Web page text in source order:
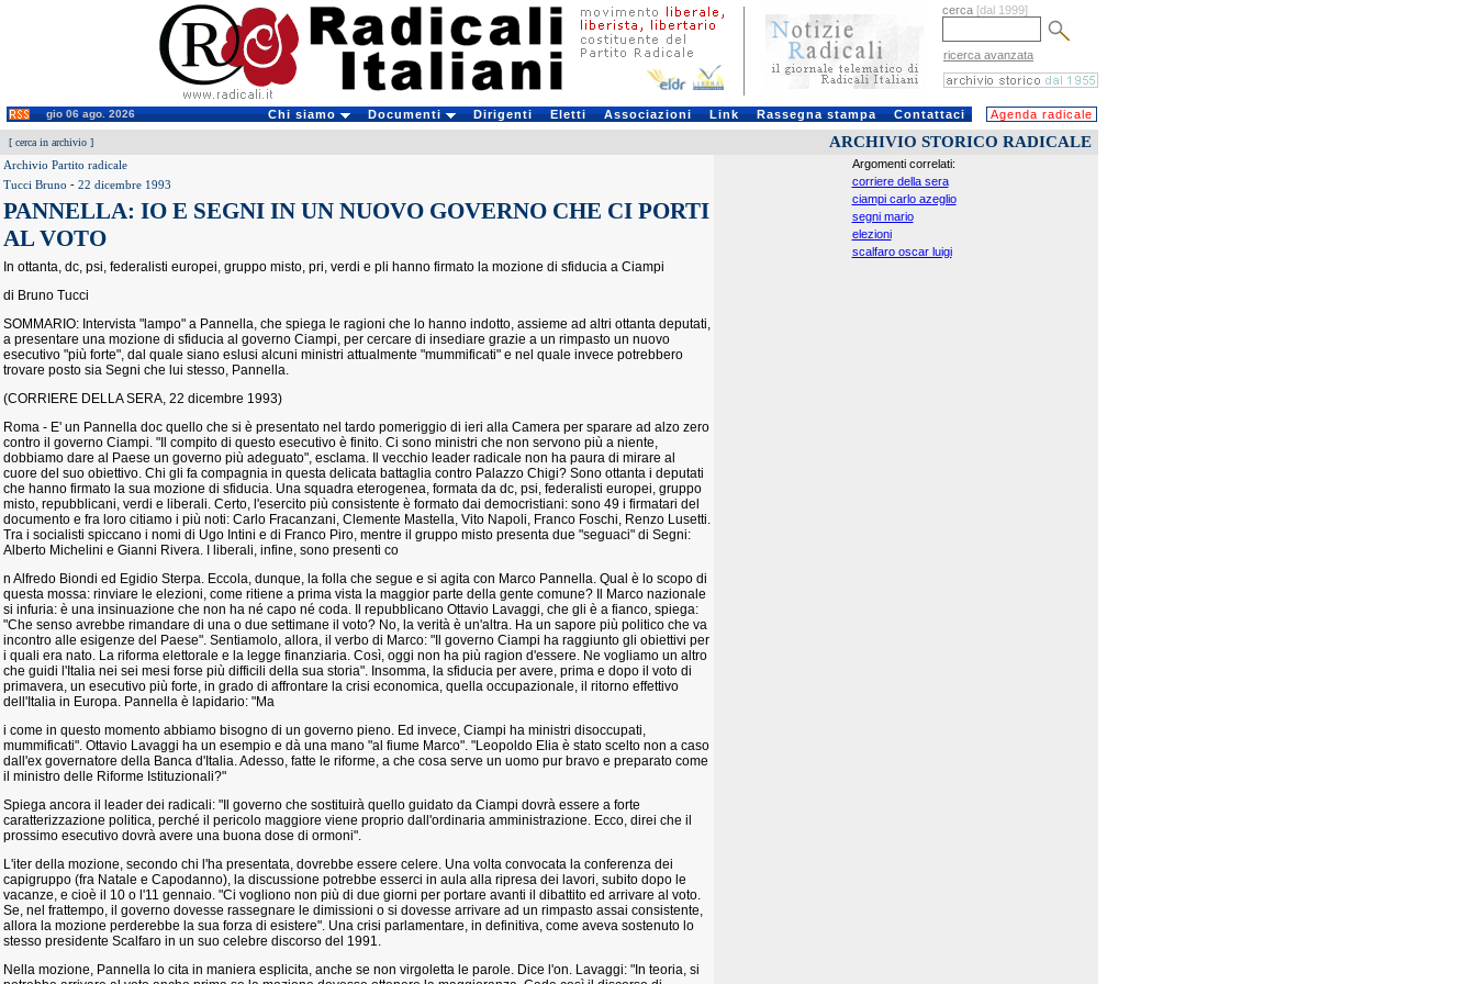
cerca [dal 1999]
ricerca avanzata
gio 06 ago. 2026 Chi siamo Documenti Dirigenti Eletti Associazioni Link Rassegna stampa Contattaci Agenda radicale
[ cerca in archivio ] ARCHIVIO STORICO RADICALE
Archivio Partito radicale
Tucci Bruno - 22 dicembre 1993
PANNELLA: IO E SEGNI IN UN NUOVO GOVERNO CHE CI PORTI
AL VOTO
In ottanta, dc, psi, federalisti europei, gruppo misto, pri, verdi e pli hanno firmato la mozione di sfiducia a Ciampi
di Bruno Tucci
SOMMARIO: Intervista "lampo" a Pannella, che spiega le ragioni che lo hanno indotto, assieme ad altri ottanta deputati,
a presentare una mozione di sfiducia al governo Ciampi, per cercare di insediare grazie a un rimpasto un nuovo
esecutivo "più forte", dal quale siano eslusi alcuni ministri attualmente "mummificati" e nel quale invece potrebbero
trovare posto sia Segni che lui stesso, Pannella.
(CORRIERE DELLA SERA, 22 dicembre 1993)
Roma - E' un Pannella doc quello che si è presentato nel tardo pomeriggio di ieri alla Camera per sparare ad alzo zero
contro il governo Ciampi. "Il compito di questo esecutivo è finito. Ci sono ministri che non servono più a niente,
dobbiamo dare al Paese un governo più adeguato", esclama. Il vecchio leader radicale non ha paura di mirare al
cuore del suo obiettivo. Chi gli fa compagnia in questa delicata battaglia contro Palazzo Chigi? Sono ottanta i deputati
che hanno firmato la sua mozione di sfiducia. Una squadra eterogenea, formata da dc, psi, federalisti europei, gruppo
misto, repubblicani, verdi e liberali. Certo, l'esercito più consistente è formato dai democristiani: sono 49 i firmatari del
documento e fra loro citiamo i più noti: Carlo Fracanzani, Clemente Mastella, Vito Napoli, Franco Foschi, Renzo Lusetti.
Tra i socialisti spiccano i nomi di Ugo Intini e di Franco Piro, mentre il gruppo misto presenta due "seguaci" di Segni:
Alberto Michelini e Gianni Rivera. I liberali, infine, sono presenti co
n Alfredo Biondi ed Egidio Sterpa. Eccola, dunque, la folla che segue e si agita con Marco Pannella. Qual è lo scopo di
questa mossa: rinviare le elezioni, come ritiene a prima vista la maggior parte della gente comune? Il Marco nazionale
si infuria: è una insinuazione che non ha né capo né coda. Il repubblicano Ottavio Lavaggi, che gli è a fianco, spiega:
"Che senso avrebbe rimandare di una o due settimane il voto? No, la verità è un'altra. Ha un sapore più politico che va
incontro alle esigenze del Paese". Sentiamolo, allora, il verbo di Marco: "Il governo Ciampi ha raggiunto gli obiettivi per
i quali era nato. La riforma elettorale e la legge finanziaria. Così, oggi non ha più ragion d'essere. Ne vogliamo un altro
che guidi l'Italia nei sei mesi forse più difficili della sua storia". Insomma, la sfiducia per avere, prima e dopo il voto di
primavera, un esecutivo più forte, in grado di affrontare la crisi economica, quella occupazionale, il ritorno effettivo
dell'Italia in Europa. Pannella è lapidario: "Ma
i come in questo momento abbiamo bisogno di un governo pieno. Ed invece, Ciampi ha ministri disoccupati,
mummificati". Ottavio Lavaggi ha un esempio e dà una mano "al fiume Marco". "Leopoldo Elia è stato scelto non a caso
dall'ex governatore della Banca d'Italia. Adesso, fatte le riforme, a che cosa serve un uomo pur bravo e preparato come
il ministro delle Riforme Istituzionali?"
Spiega ancora il leader dei radicali: "Il governo che sostituirà quello guidato da Ciampi dovrà essere a forte
caratterizzazione politica, perché il pericolo maggiore viene proprio dall'ordinaria amministrazione. Ecco, direi che il
prossimo esecutivo dovrà avere una buona dose di ormoni".
L'iter della mozione, secondo chi l'ha presentata, dovrebbe essere celere. Una volta convocata la conferenza dei
capigruppo (fra Natale e Capodanno), la discussione potrebbe esserci in aula alla ripresa dei lavori, subito dopo le
vacanze, e cioè il 10 o l'11 gennaio. "Ci vogliono non più di due giorni per portare avanti il dibattito ed arrivare al voto.
Se, nel frattempo, il governo dovesse rassegnare le dimissioni o si dovesse arrivare ad un rimpasto assai consistente,
allora la mozione perderebbe la sua forza di esistere". Una crisi parlamentare, in definitiva, come aveva sostenuto lo
stesso presidente Scalfaro in un suo celebre discorso del 1991.
Nella mozione, Pannella lo cita in maniera esplicita, anche se non virgoletta le parole. Dice l'on. Lavaggi: "In teoria, si
Argomenti correlati:
corriere della sera
ciampi carlo azeglio
segni mario
elezioni
scalfaro oscar luigi